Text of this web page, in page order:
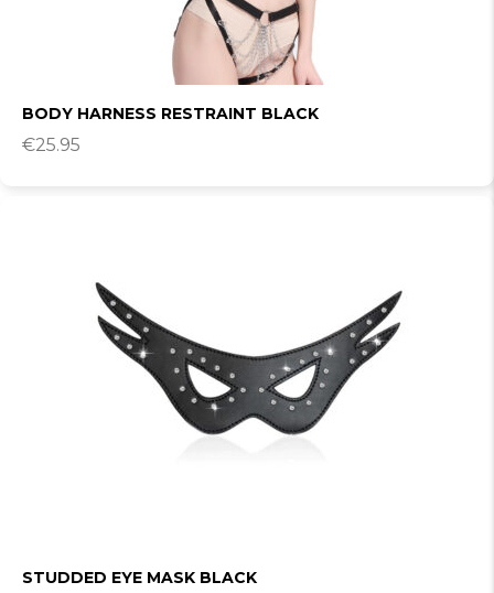
BODY HARNESS RESTRAINT BLACK
€25.95
STUDDED EYE MASK BLACK